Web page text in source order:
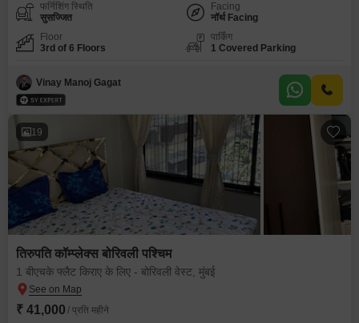
फर्निशिंग स्थिति
सुसज्जित
Facing
नॉर्थ Facing
Floor
3rd of 6 Floors
पार्किंग
1 Covered Parking
Vinay Manoj Gagat
19
तिरुपति कॉम्प्लेक्स बोरिवली पश्चिम
1 बीएचके फ्लैट किराए के लिए - बोरिवली वेस्ट, मुंबई
₹ 41,000 / प्रति महीने